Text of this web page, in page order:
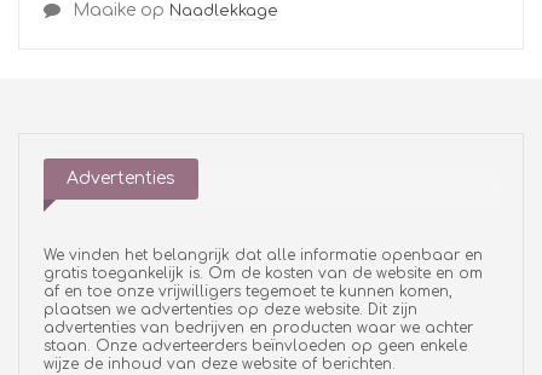
Maaike op Naadlekkage
Advertenties
We vinden het belangrijk dat alle informatie openbaar en
gratis toegankelijk is. Om de kosten van de website en om
af en toe onze vrijwilligers tegemoet te kunnen komen,
plaatsen we advertenties op deze website. Dit zijn
advertenties van bedrijven en producten waar we achter
staan. Onze adverteerders beïnvloeden op geen enkele
wijze de inhoud van deze website of berichten.